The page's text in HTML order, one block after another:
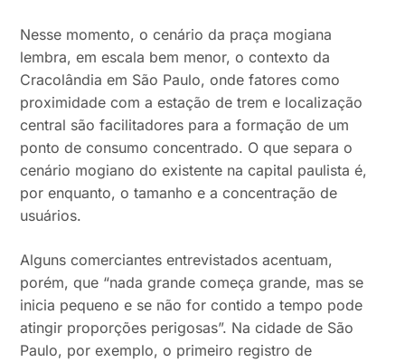
Nesse momento, o cenário da praça mogiana
lembra, em escala bem menor, o contexto da
Cracolândia em São Paulo, onde fatores como
proximidade com a estação de trem e localização
central são facilitadores para a formação de um
ponto de consumo concentrado. O que separa o
cenário mogiano do existente na capital paulista é,
por enquanto, o tamanho e a concentração de
usuários.
Alguns comerciantes entrevistados acentuam,
porém, que “nada grande começa grande, mas se
inicia pequeno e se não for contido a tempo pode
atingir proporções perigosas”. Na cidade de São
Paulo, por exemplo, o primeiro registro de